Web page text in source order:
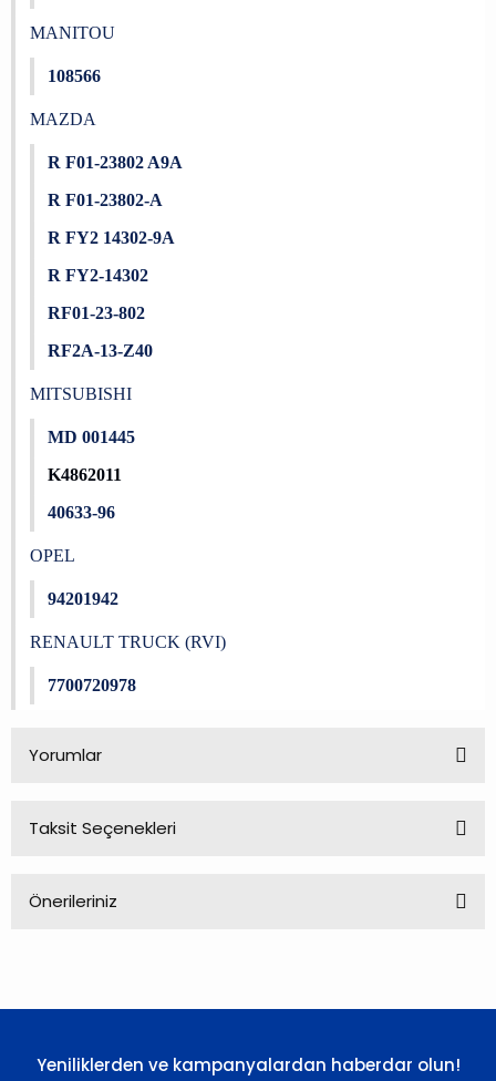
MANITOU
108566
MAZDA
R F01-23802 A9A
R F01-23802-A
R FY2 14302-9A
R FY2-14302
RF01-23-802
RF2A-13-Z40
MITSUBISHI
MD 001445
K4862011
40633-96
OPEL
94201942
RENAULT TRUCK (RVI)
7700720978
Yorumlar
Taksit Seçenekleri
Önerileriniz
Ürün resmi kalitesiz, bozuk veya görüntülenemiyor.
Yeniliklerden ve kampanyalardan haberdar olun!